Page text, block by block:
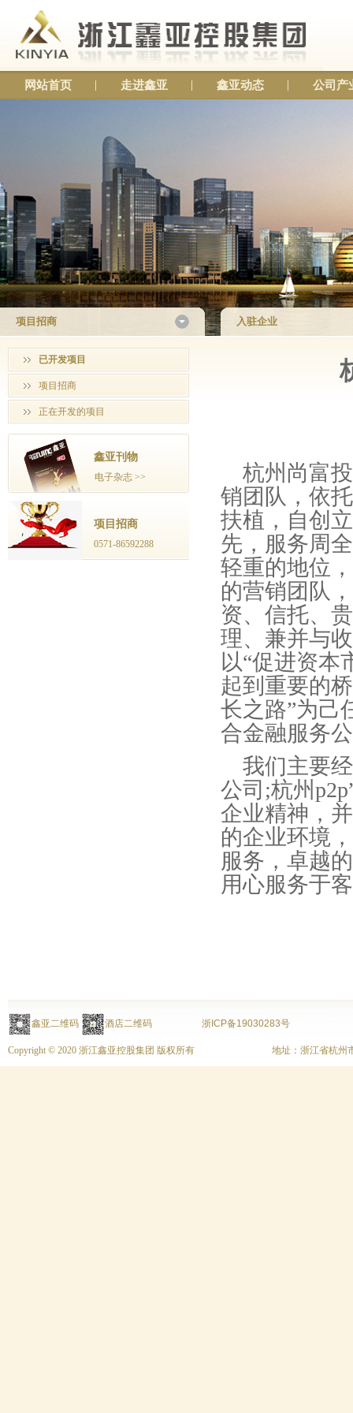
网站首页 走进鑫亚 鑫亚动态 公司产
入驻企业
杭州尚富投
销团队，依
扶植，自创
先，服务周
轻重的地位
的营销团队
资、信托、
理、兼并与
以“促进资本
起到重要的
长之路”为己
合金融服务
我们主要经
公司;杭州
企业精神，
的企业环境
服务，卓越
用心服务于
项目招商
已开发项目
项目招商
正在开发的项目
鑫亚刊物
电子杂志 >>
项目招商
0571-86592288
鑫亚二维码 酒店二维码 浙ICP备19030283号
Copyright © 2020 浙江鑫亚控股集团 版权所有 地址：浙江省杭州